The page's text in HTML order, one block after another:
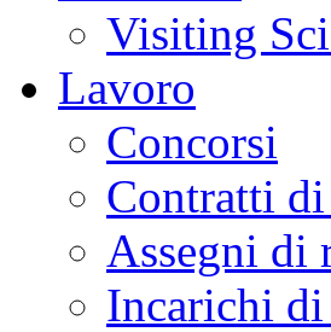
Visiting
Lavoro
Concorsi
Contratti
Assegni di
Incarichi